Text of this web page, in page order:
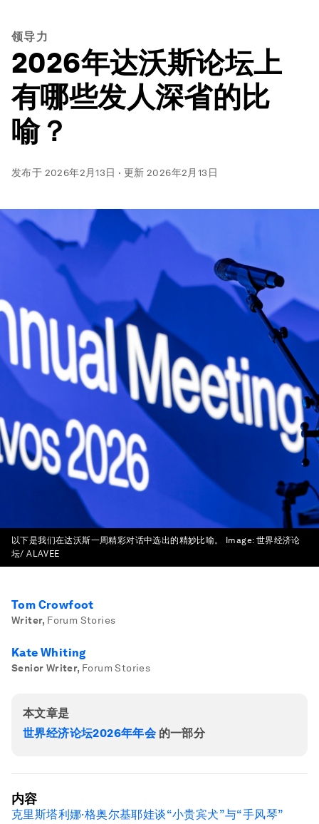
领导力
2026年达沃斯论坛上
有哪些发人深省的比
喻？
发布于 2026年2月13日 · 更新2026年2月13日
以下是我们在达沃斯一周精彩对话中选出的精妙比喻。 Image: 世界经济论
坛/ ALAVEE
Tom Crowfoot
Writer, Forum Stories
Kate Whiting
Senior Writer, Forum Stories
本文章是
世界经济论坛2026年年会的一部分
内容
克里斯塔利娜·格奥尔基耶娃谈“小贵宾犬”与“手风琴”